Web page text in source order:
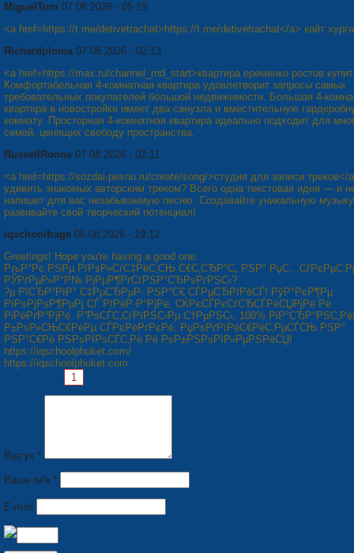
MiguelTom 07.08.2026 - 05:19
<a href=https://t.me/detivetrachat>https://t.me/detivetrachat</a> кайт
Richardploma 07.08.2026 - 02:13
<a href=https://max.ru/channel_rnd_start>квартира еременко ростов
Комфортабельная 4-комнатная квартира удовлетворит запросы самых
требовательных покупателей большой недвижимости. Большая 4-
квартира в новостройке имеет два санузла и вместительную
комнату. Просторная 4-комнатная квартира идеально подходит для
семей, ценящих свободу пространства.
RussellRoons 07.08.2026 - 02:11
<a href=https://sozdai-pesnu.ru/create/song/>студия для записи треков</
удивить знакомых авторским треком? Всего одна текстовая идея — и
напишет для вас незабываемую песню. Создавайте уникальную
развивайте свой творческий потенциал!
iqschoolfrage 06.08.2026 - 19:12
Greetings! Hope you're having a good one.
РљР°Рє РЅРµ РїРѕР»СѓС‡РёС‚СЊ С€С‚СЂР°С„ РЅР°
РЎРґРµР»Р°Р№ РјРµР¶РґСѓРЅР°СЂРѕРґРЅС‹?
?µ РїСЂР°РІР° С‡РµСЂРµР· РЅР°С€ СЃРµСЂРІРёСЃ! РўР°РєР¶Рµ
РїРѕРјРѕР¶РµРј СЃ РІРёР·Р°РјРё, СЌРєСЃРєСѓСЂСЃРёСЏРјРё Рё
РіРёРґР°РјРё. Р”РѕСЃС‚СѓРїРЅС‹Рµ С†РµРЅС‹, 100%
Р±РѕР»СЊС€РёРµ СЃРєРёРґРєРё. РџРѕРґРїРёС€РёС‚РµСЃСЊ РЅР°
РЅР°С€Рё РЅРѕРІРѕСЃС‚Рё Рё РѕР±РЅРѕРІР»РµРЅРёСЏ!
https://iqschoolphuket.com/
https://iqschoolphuket.com
1
Відгук *
Ваше ім'я *
E-mail